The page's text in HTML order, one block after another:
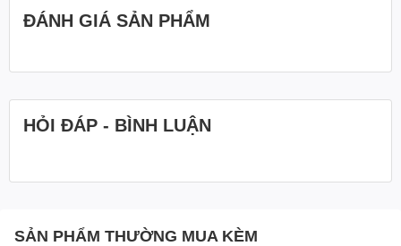
ĐÁNH GIÁ SẢN PHẨM
HỎI ĐÁP - BÌNH LUẬN
SẢN PHẨM THƯỜNG MUA KÈM